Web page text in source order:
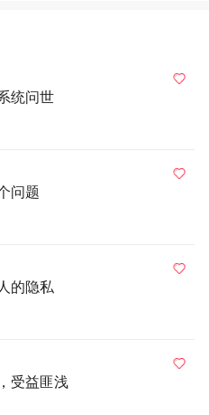
统问世
问题
的隐私
受益匪浅